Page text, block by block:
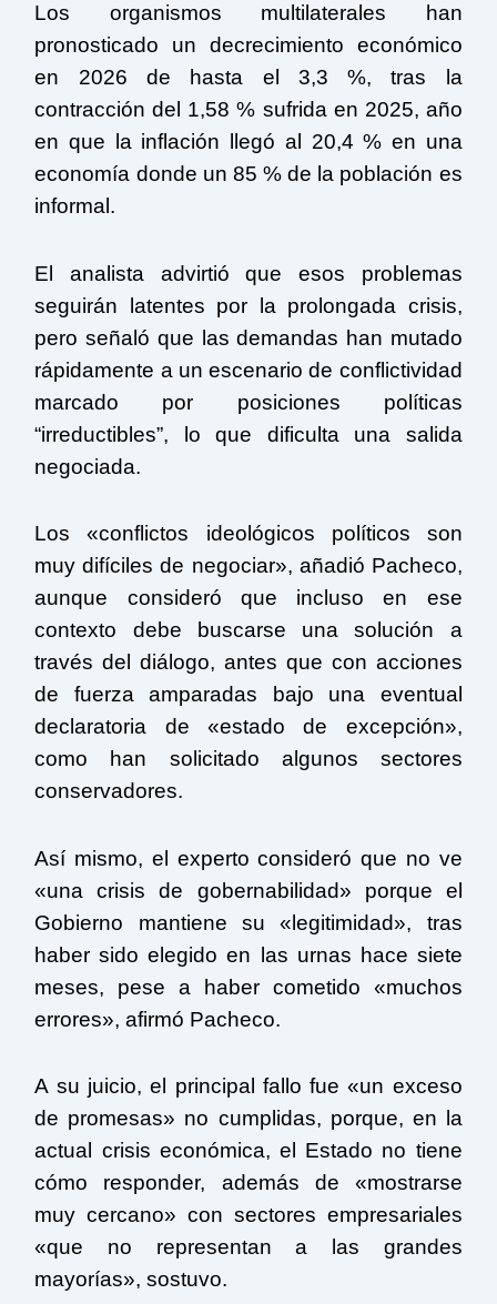
Los organismos multilaterales han
pronosticado un decrecimiento económico
en 2026 de hasta el 3,3 %, tras la
contracción del 1,58 % sufrida en 2025, año
en que la inflación llegó al 20,4 % en una
economía donde un 85 % de la población es
informal.
El analista advirtió que esos problemas
seguirán latentes por la prolongada crisis,
pero señaló que las demandas han mutado
rápidamente a un escenario de conflictividad
marcado por posiciones políticas
“irreductibles”, lo que dificulta una salida
negociada.
Los «conflictos ideológicos políticos son
muy difíciles de negociar», añadió Pacheco,
aunque consideró que incluso en ese
contexto debe buscarse una solución a
través del diálogo, antes que con acciones
de fuerza amparadas bajo una eventual
declaratoria de «estado de excepción»,
como han solicitado algunos sectores
conservadores.
Así mismo, el experto consideró que no ve
«una crisis de gobernabilidad» porque el
Gobierno mantiene su «legitimidad», tras
haber sido elegido en las urnas hace siete
meses, pese a haber cometido «muchos
errores», afirmó Pacheco.
A su juicio, el principal fallo fue «un exceso
de promesas» no cumplidas, porque, en la
actual crisis económica, el Estado no tiene
cómo responder, además de «mostrarse
muy cercano» con sectores empresariales
«que no representan a las grandes
mayorías», sostuvo.